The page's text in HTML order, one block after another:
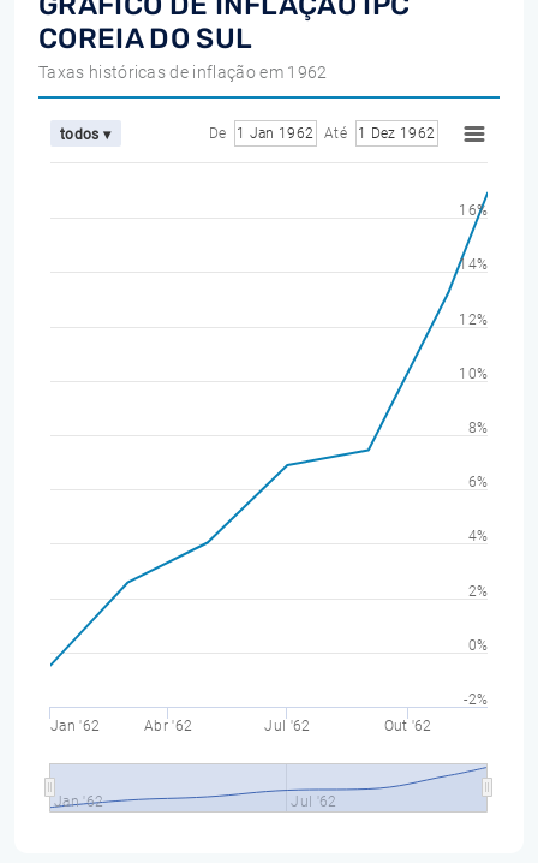
COREIA DO SUL
Taxas históricas de inflação em 1962
todos ▾ De 1 Jan 1962 Até 1 Dez 1962
Jan '62 Abr '62 Jul '62 Out '62
Jan '62 Jul '62
-2%
0%
2%
4%
6%
8%
10%
12%
14%
16%